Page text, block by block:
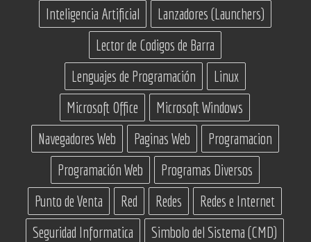
Inteligencia Artificial
Lanzadores (Launchers)
Lector de Codigos de Barra
Lenguajes de Programación
Linux
Microsoft Office
Microsoft Windows
Navegadores Web
Paginas Web
Programacion
Programación Web
Programas Diversos
Punto de Venta
Red Redes
Redes e Internet
Seguridad Informatica
Simbolo del Sistema (CMD)